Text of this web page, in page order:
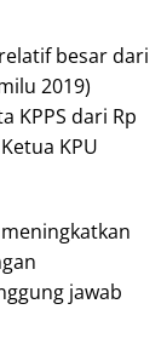
besar dari
2019)
KPPS dari Rp
KPU
jawab